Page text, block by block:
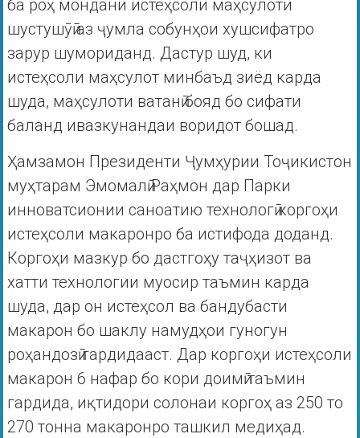
ба роҳ мондани истеҳсоли маҳсулоти
шустушӯӣ аз ҷумла собунҳои хушсифатро
зарур шумориданд. Дастур шуд, ки
истеҳсоли маҳсулот минбаъд зиёд карда
шуда, маҳсулоти ватанӣ бояд бо сифати
баланд ивазкунандаи воридот бошад.
Ҳамзамон Президенти Ҷумҳурии Тоҷикистон
муҳтарам Эмомалӣ Раҳмон дар Парки
инноватсионии саноатию технологӣ коргоҳи
истеҳсоли макаронро ба истифода доданд.
Коргоҳи мазкур бо дастгоҳу таҷҳизот ва
хатти технологии муосир таъмин карда
шуда, дар он истеҳсол ва бандубасти
макарон бо шаклу намудҳои гуногун
роҳандозӣ гардидааст. Дар коргоҳи истеҳсоли
макарон 6 нафар бо кори доимӣ таъмин
гардида, иқтидори солонаи коргоҳ аз 250 то
270 тонна макаронро ташкил медиҳад.